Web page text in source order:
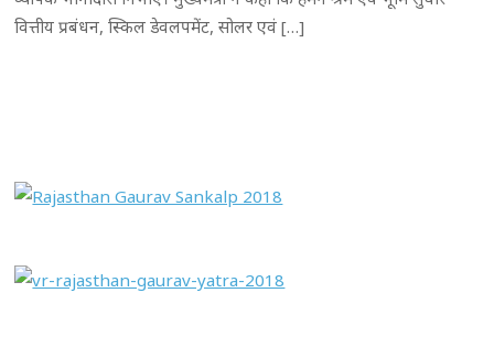
वित्तीय प्रबंधन, स्किल डेवलपमेंट, सोलर एवं […]